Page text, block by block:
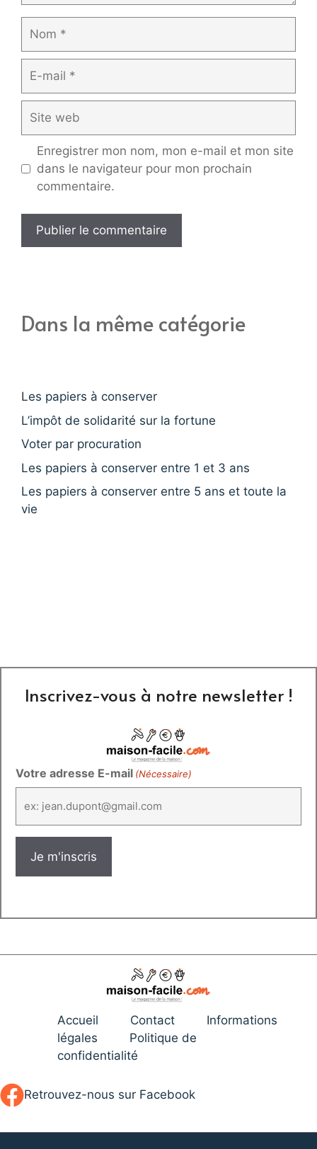
mail
web
Enregistrer mon nom, mon e-mail et mon site
dans le navigateur pour mon prochain
commentaire.
Dans la même catégorie
Les papiers à conserver
L’impôt de solidarité sur la fortune
Voter par procuration
Les papiers à conserver entre 1 et 3 ans
Les papiers à conserver entre 5 ans et toute la
vie
Inscrivez-vous à notre newsletter !
Votre adresse E-mail (Nécessaire)
Accueil Contact
Informations
légales
Politique de
confidentialité
Retrouvez-nous sur Facebook